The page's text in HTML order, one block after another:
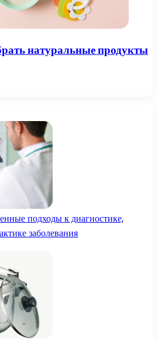
натуральные продукты
подходы к диагностике,
заболевания